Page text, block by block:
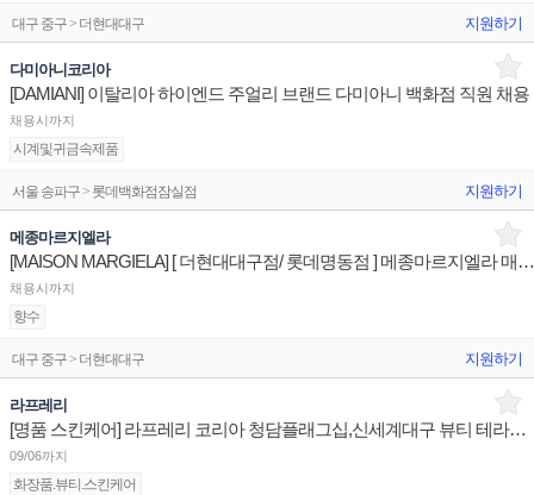
대구 중구 > 더현대대구 지원하기
다미아니코리아
[DAMIANI] 이탈리아 하이엔드 주얼리 브랜드 다미아니 백화점 직원 채용
채용시까지
시계및귀금속제품
서울 송파구 > 롯데백화점잠실점 지원하기
메종마르지엘라
[MAISON MARGIELA] [ 더현대대구점/ 롯데명동점 ] 메종마르지엘라 매장 상품유지 판매전문직원
채용시까지
향수
대구 중구 > 더현대대구 지원하기
라프레리
[명품 스킨케어] 라프레리 코리아 청담플래그십,신세계대구 뷰티 테라피스트 판매사원 채용
09/06까지
화장품.뷰티.스킨케어